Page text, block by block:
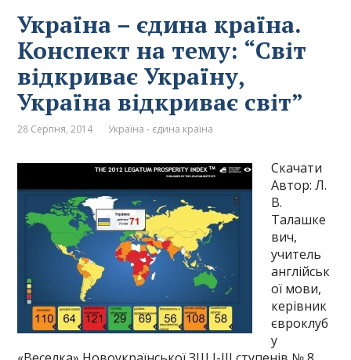
Україна – єдина країна.
Конспект на тему: “Світ
відкриває Україну,
Україна відкриває світ”
28 Серпня, 2014 Україна - єдина країна
Скачати
Автор: Л.
В.
Талашке
вич,
учитель
англійськ
ої мови,
керівник
євроклуб
у